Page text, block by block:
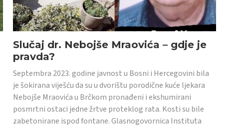
Slučaj dr. Nebojše Mraovića – gdje je
pravda?
Septembra 2023. godine javnost u Bosni i Hercegovini bila
je šokirana viješću da su u dvorištu porodične kuće ljekara
Nebojše Mraovića u Brčkom pronađeni i ekshumirani
posmrtni ostaci jedne žrtve proteklog rata. Kosti su bile
zabetonirane ispod fontane. Glasnogovornica Instituta